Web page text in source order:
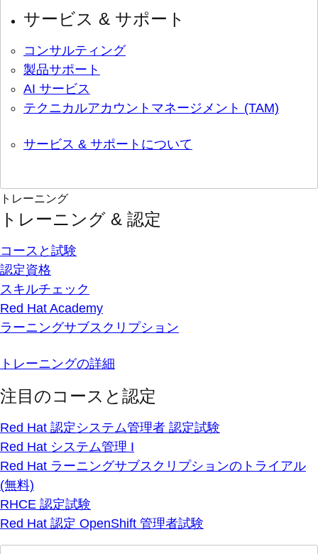
サービス & サポート
コンサルティング
製品サポート
AI サービス
テクニカルアカウントマネージメント (TAM)
サービス & サポートについて
トレーニング
トレーニング & 認定
コースと試験
認定資格
スキルチェック
Red Hat Academy
ラーニングサブスクリプション
トレーニングの詳細
注目のコースと認定
Red Hat 認定システム管理者 認定試験
Red Hat システム管理 I
Red Hat ラーニングサブスクリプションのトライアル
(無料)
RHCE 認定試験
Red Hat 認定 OpenShift 管理者試験